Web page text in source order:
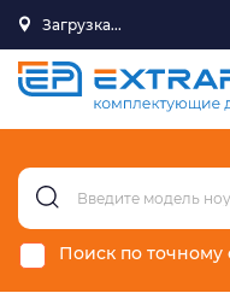
Загрузка...
Поиск по точному